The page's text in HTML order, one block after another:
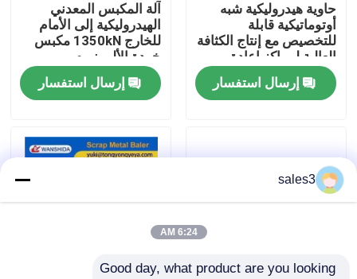
مراقبة الجودة
اتصل بنا
القضايا
آلة المكبس الصناعية
حاوية هيدروليكية شبه
أوتوماتيكية قابلة
للتخصيص مع إنتاج الكثافة
العالية لمراكز إعادة
التدوير
إرسال استفسار
آلة المكبس المعدني
الهيدروليكية إلى الأمام
للخارج 1350kN مكبس
خردة الألومنيوم
إرسال استفسار
sales3
6:24 AM
Good day, what product are you looking